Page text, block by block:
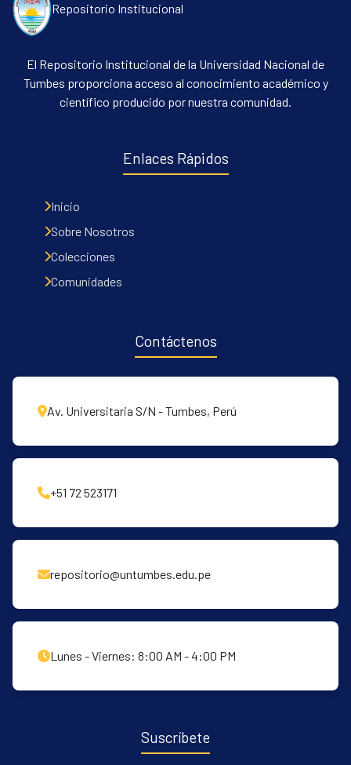
Repositorio Institucional
El Repositorio Institucional de la Universidad Nacional de
Tumbes proporciona acceso al conocimiento académico y
científico producido por nuestra comunidad.
Enlaces Rápidos
Inicio
Sobre Nosotros
Colecciones
Comunidades
Contáctenos
Av. Universitaria S/N - Tumbes, Perú
+51 72 523171
repositorio@untumbes.edu.pe
Lunes - Viernes: 8:00 AM - 4:00 PM
Suscríbete